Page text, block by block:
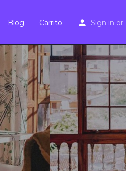
Blog Carrito Sign in or